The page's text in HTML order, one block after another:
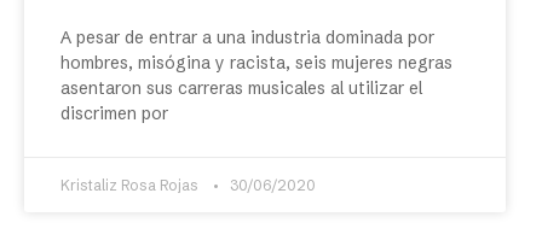
A pesar de entrar a una industria dominada por
hombres, misógina y racista, seis mujeres negras
asentaron sus carreras musicales al utilizar el
discrimen por
Kristaliz Rosa Rojas 30/06/2020